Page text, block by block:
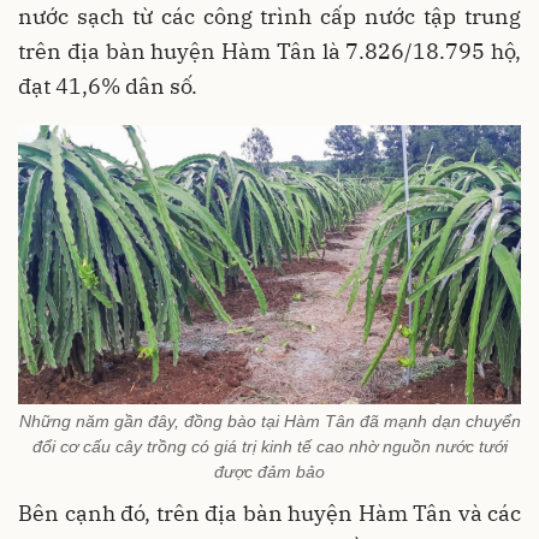
nước sạch từ các công trình cấp nước tập trung
trên địa bàn huyện Hàm Tân là 7.826/18.795 hộ,
đạt 41,6% dân số.
Những năm gần đây, đồng bào tại Hàm Tân đã mạnh dạn chuyển
đổi cơ cấu cây trồng có giá trị kinh tế cao nhờ nguồn nước tưới
được đảm bảo
Bên cạnh đó, trên địa bàn huyện Hàm Tân và các